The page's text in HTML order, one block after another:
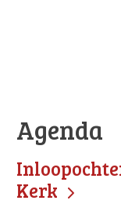
Agenda
Kerk